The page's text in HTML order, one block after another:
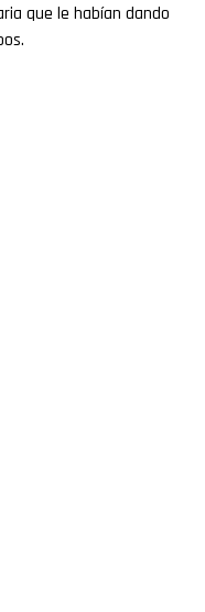
que le habían dando